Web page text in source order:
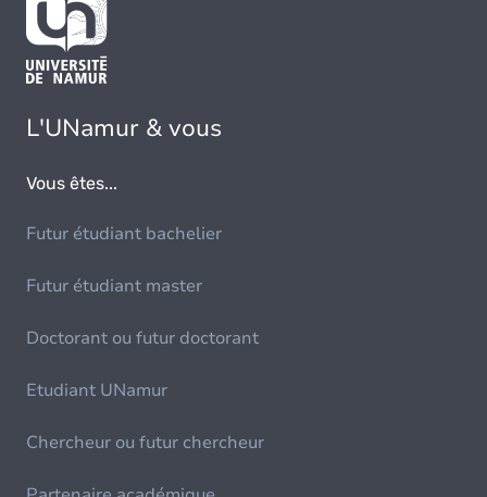
L'UNamur & vous
Vous êtes...
Futur étudiant bachelier
Futur étudiant master
Doctorant ou futur doctorant
Etudiant UNamur
Chercheur ou futur chercheur